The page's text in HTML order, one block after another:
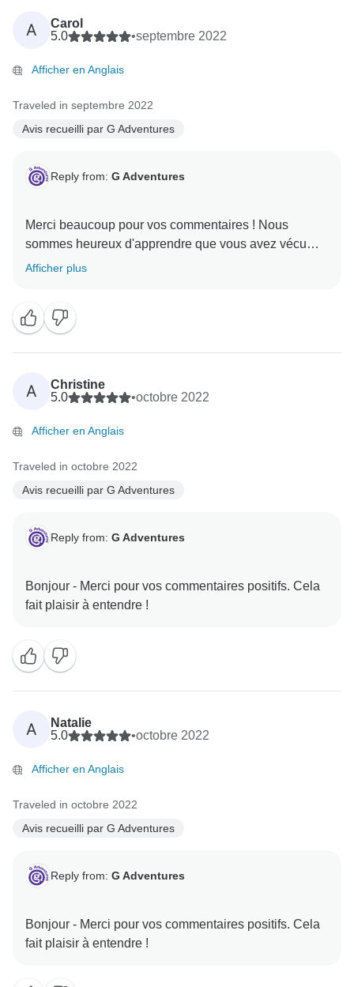
A
Carol
5.0
•septembre 2022
Afficher en Anglais
Traveled in septembre 2022
Avis recueilli par G Adventures
Reply from: G Adventures
Merci beaucoup pour vos commentaires ! Nous
sommes heureux d'apprendre que vous avez vécu
Afficher plus
A
Christine
5.0
•octobre 2022
Afficher en Anglais
Traveled in octobre 2022
Avis recueilli par G Adventures
Reply from: G Adventures
Bonjour - Merci pour vos commentaires positifs. Cela
A
Natalie
5.0
•octobre 2022
Afficher en Anglais
Traveled in octobre 2022
Avis recueilli par G Adventures
Reply from: G Adventures
Bonjour - Merci pour vos commentaires positifs. Cela